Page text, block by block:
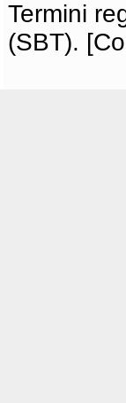
Termini
(SBT).